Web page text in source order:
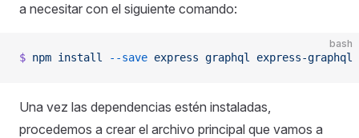
a necesitar con el siguiente comando:
bash
$ npm install --save express graphql express-graphql
Una vez las dependencias estén instaladas,
procedemos a crear el archivo principal que vamos a